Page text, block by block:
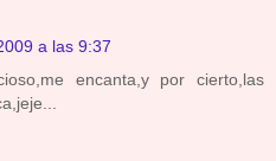
a las 9:37
encanta,y por cierto,las